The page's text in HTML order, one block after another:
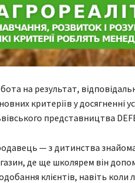
на результат,
критеріїв у досягненні
представництва
— з дитинства
де ще школярем він
клієнтів, навіть